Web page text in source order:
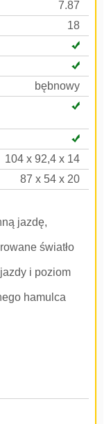
7.87
18
bębnowy
104 x 92,4 x 14
87 x 54 x 20
jazdę,
światło
i poziom
hamulca